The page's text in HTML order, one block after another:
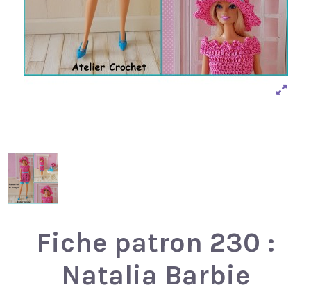
Fiche patron 230 :
Natalia Barbie